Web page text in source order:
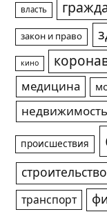
власть
закон и право
кино
медицина
недвижимость
происшествия
строительство
транспорт